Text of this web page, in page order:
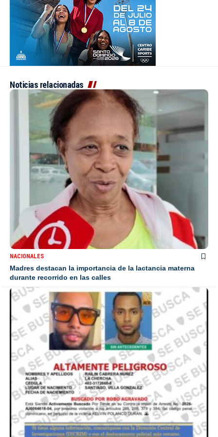
Noticias relacionadas
NACIONALES
Madres destacan la importancia de la lactancia materna
durante recorrido en las calles